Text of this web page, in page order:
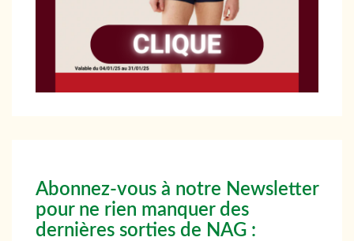
Abonnez-vous à notre Newsletter
pour ne rien manquer des
dernières sorties de NAG :